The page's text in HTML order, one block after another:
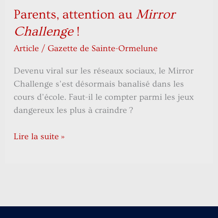
Parents, attention au Mirror
Challenge!
Article /Gazette de Sainte-Ormelune
Devenu viral sur les réseaux sociaux, le Mirror
Challenge s’est désormais banalisé dans les
cours d’école. Faut-il le compter parmi les jeux
dangereux les plus à craindre ?
Lire la suite »